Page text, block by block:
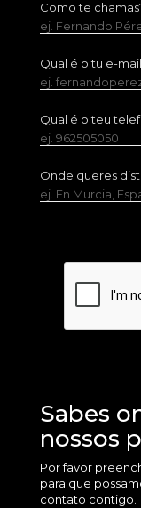
Como te
ej. Fernando
Qual é o tu e-
ej.
Qual é o teu
ej. 962505050
Onde queres
ej. En Murcia,
Sabes
nossos
Por favor
para que
contato contigo.